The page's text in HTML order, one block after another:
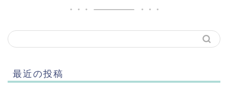
最近の投稿